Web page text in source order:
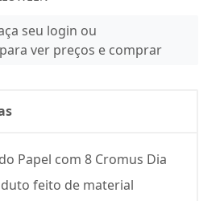
seu login ou
ver preços e comprar
Papel com 8 Cromus Dia
feito de material